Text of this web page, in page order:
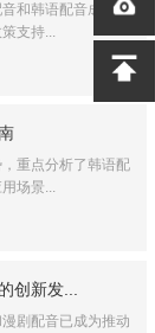
和韩语配音成为专
支持...
重点分析了韩语配
场景...
创新发...
剧配音已成为推动